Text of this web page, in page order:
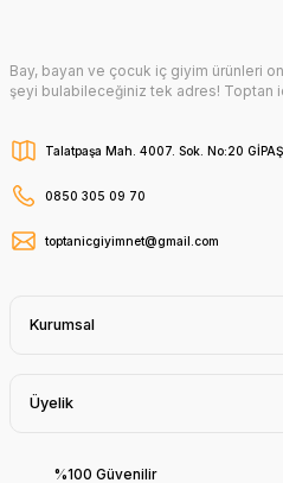
Bay, bayan ve çocuk iç giyim ürünleri
şeyi bulabileceğiniz tek adres! Toptan
Talatpaşa Mah. 4007. Sok. No:20
0850 305 09 70
toptanicgiyimnet@gmail.com
Kurumsal
Üyelik
%100 Güvenilir